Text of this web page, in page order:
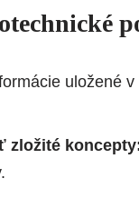
uložené
zložité